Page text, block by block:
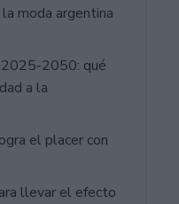
moda argentina
2025-2050: qué
a la
el placer con
llevar el efecto